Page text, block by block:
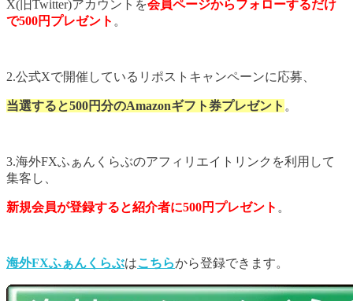
X(旧Twitter)アカウントを会員ページからフォローするだけ
で500円プレゼント 。
2.公式Xで開催しているリポストキャンペーンに応募、
当選すると500円分のAmazonギフト券プレゼント 。
3.海外FXふぁんくらぶのアフィリエイトリンクを利用して
集客し、
新規会員が登録すると紹介者に500円プレゼント 。
海外FXふぁんくらぶはこちらから登録できます。